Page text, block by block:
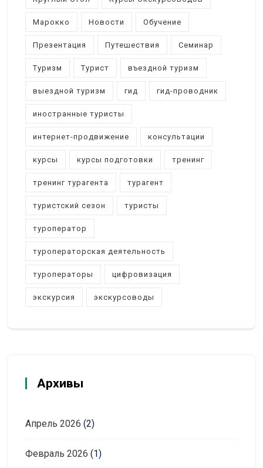
Марокко Новости Обучение
Презентация Путешествия Семинар
Туризм Турист въездной туризм
выездной туризм гид гид-проводник
иностранные туристы
интернет-продвижение консультации
курсы курсы подготовки тренинг
тренинг турагента турагент
туристский сезон туристы
туроператор
туроператорская деятельность
туроператоры цифровизация
экскурсия экскурсоводы
Архивы
Апрель 2026 (2)
Февраль 2026 (1)